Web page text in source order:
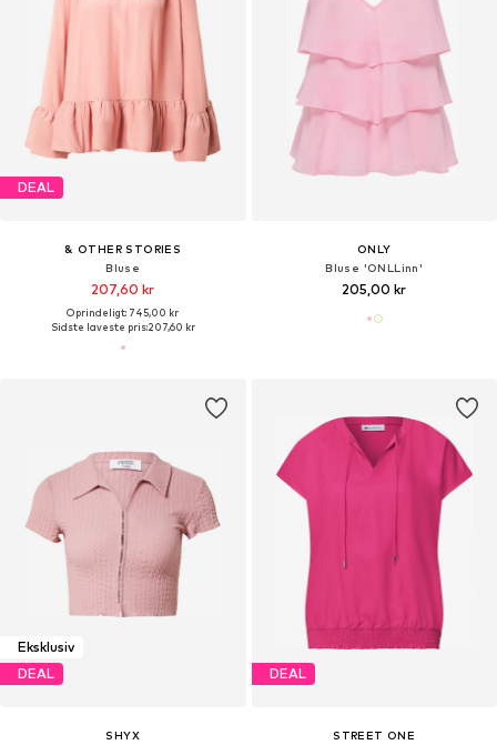
DEAL
& OTHER STORIES
Bluse
207,60 kr
Oprindeligt: 745,00 kr
Sidste laveste pris:207,60 kr
ONLY
Bluse 'ONLLinn'
205,00 kr
Eksklusiv
DEAL
SHYX
DEAL
STREET ONE